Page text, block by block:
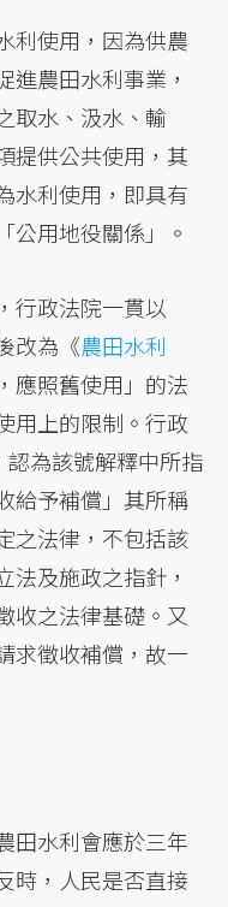
利使用，因為供農
進農田水利事業，
取水、汲水、輸
提供公共使用，其
水利使用，即具有
公用地役關係」。
行政法院一貫以
改為《農田水利
應照舊使用」的法
用上的限制。行政
為該號解釋中所指
給予補償」其所稱
之法律，不包括該
法及施政之指針，
收之法律基礎。又
求徵收補償，故一
田水利會應於三年
時，人民是否直接